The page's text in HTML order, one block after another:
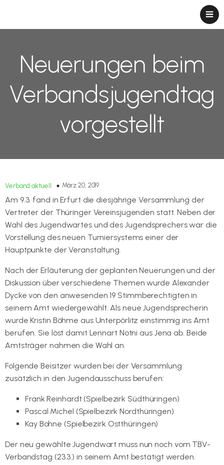
Neuerungen beim
Verbandsjugendtag
vorgestellt
Verband aktuell März 20, 2019
Am 9.3. fand in Erfurt die diesjährige Versammlung der
Vertreter der Thüringer Vereinsjugenden statt. Neben der
Wahl des Jugendwartes und des Jugendsprechers war die
Vorstellung des neuen Turniersystems einer der
Hauptpunkte der Veranstaltung.
Nach der Erläuterung der geplanten Neuerungen und der
Diskussion über verschiedene Themen wurde Alexander
Dycke von den anwesenden 19 Stimmberechtigten in
seinem Amt wiedergewählt. Als neue Jugendsprecherin
wurde Kristin Böhme aus Unterpörlitz einstimmig ins Amt
berufen. Sie löst damit Lennart Notni aus Jena ab. Beide
Amtsträger nahmen die Wahl an.
Folgende Beisitzer wurden bei der Versammlung
zusätzlich in den Jugendausschuss berufen:
Frank Reinhardt (Spielbezirk Südthüringen)
Pascal Michel (Spielbezirk Nordthüringen)
Kay Bohne (Spielbezirk Ostthüringen)
Der neu gewählte Jugendwart muss nun noch vom TBV-
Verbandstag (23.3.) in seinem Amt bestätigt werden.